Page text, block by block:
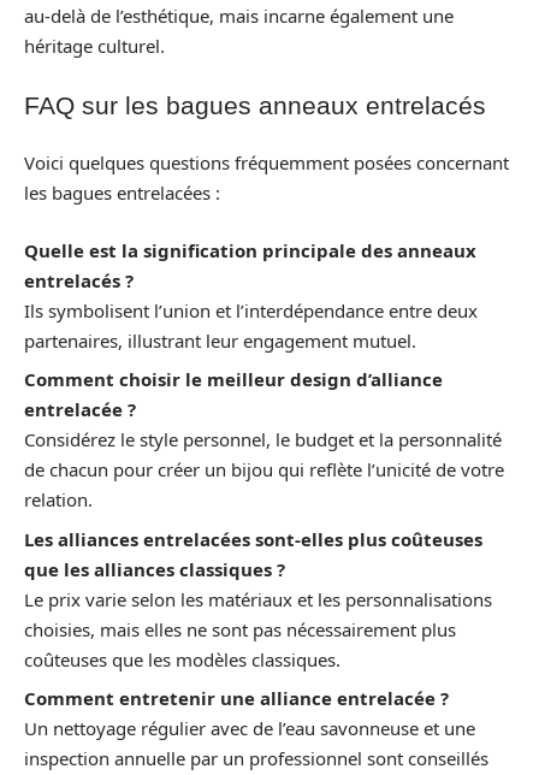
au-delà de l’esthétique, mais incarne également une
héritage culturel.
FAQ sur les bagues anneaux entrelacés
Voici quelques questions fréquemment posées concernant
les bagues entrelacées :
Quelle est la signification principale des anneaux
entrelacés ?
Ils symbolisent l’union et l’interdépendance entre deux
partenaires, illustrant leur engagement mutuel.
Comment choisir le meilleur design d’alliance
entrelacée ?
Considérez le style personnel, le budget et la personnalité
de chacun pour créer un bijou qui reflète l’unicité de votre
relation.
Les alliances entrelacées sont-elles plus coûteuses
que les alliances classiques ?
Le prix varie selon les matériaux et les personnalisations
choisies, mais elles ne sont pas nécessairement plus
coûteuses que les modèles classiques.
Comment entretenir une alliance entrelacée ?
Un nettoyage régulier avec de l’eau savonneuse et une
inspection annuelle par un professionnel sont conseillés